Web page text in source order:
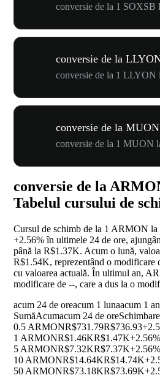
conversie de la 1 SOXSB
conversie de la
conversie de la 1 LLYON
conversie de la
conversie de la 1 MUON
conversie de la
Tabelul cursului de
Cursul de schimb de la 1 ARMON
+2.56%în ultimele 24 de ore,
până la R$1.37K. Acum o lună,
R$1.54K, reprezentând o modificare
cu valoarea actuală. În ultimul an,
modificare de --, care a dus la o
acum 24 de oreacum 1 lunaacum 1 an
SumăAcumacum 24 de ore
0.5 ARMONR$731.79R$736.93
1 ARMONR$1.46KR$1.47K+2.56%
5 ARMONR$7.32KR$7.37K+2.56%
10 ARMONR$14.64KR$14.74K
50 ARMONR$73.18KR$73.69K